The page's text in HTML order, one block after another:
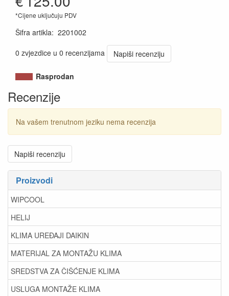
*Cijene uključuju PDV
Šifra artikla: 2201002
0 zvjezdice u 0 recenzijama
Napiši recenziju
Rasprodan
Recenzije
Na vašem trenutnom jeziku nema recenzija
Napiši recenziju
Proizvodi
WIPCOOL
HELIJ
KLIMA UREĐAJI DAIKIN
MATERIJAL ZA MONTAŽU KLIMA
SREDSTVA ZA ČIŠĆENJE KLIMA
USLUGA MONTAŽE KLIMA